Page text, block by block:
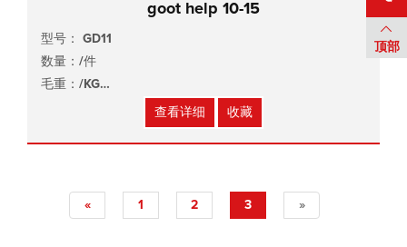
goot help 10-15
型号： GD11
数量：/件
毛重：/KG
查看详细 收藏
« 1 2 3 »
顶部